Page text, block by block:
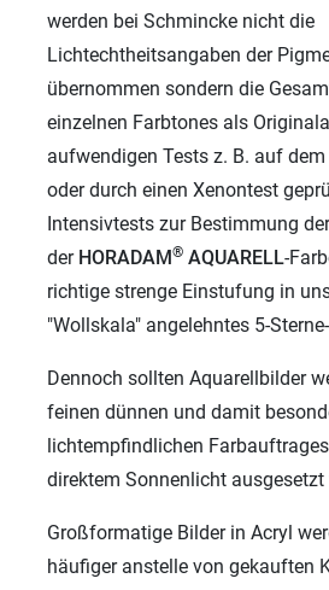
werden bei Schmincke nicht die
Lichtechtheitsangaben der
übernommen sondern die
einzelnen Farbtones als
aufwendigen Tests z. B. auf
oder durch einen Xenontest
Intensivtests zur Bestimmung
der HORADAM® AQUARELL-
richtige strenge Einstufung in
"Wollskala" angelehntes 5-
Dennoch sollten Aquarellbilder
feinen dünnen und damit
lichtempfindlichen
direktem Sonnenlicht ausgesetzt
Großformatige Bilder in Acryl
häufiger anstelle von gekauften